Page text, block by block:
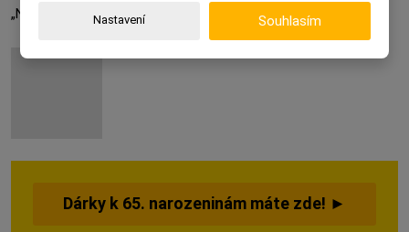
„Nejsi starý, jsi prostě legendární.“ 💃🍻
Dárky k 65. narozeninám máte zde! ►
Nastavení Souhlasím